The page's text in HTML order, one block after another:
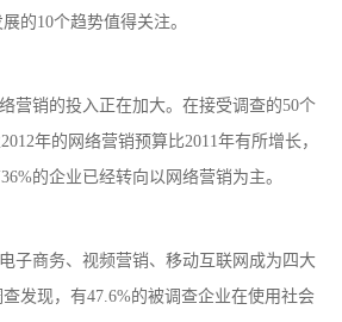
的10个趋势值得关注。
销的投入正在加大。在接受调查的50个
年的网络营销预算比2011年有所增长，
的企业已经转向以网络营销为主。
商务、视频营销、移动互联网成为四大
发现，有47.6%的被调查企业在使用社会